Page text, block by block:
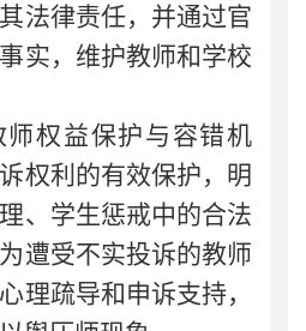
法律责任，并通过官
实，维护教师和学校
师权益保护与容错机
权利的有效保护，明
、学生惩戒中的合法
遭受不实投诉的教师
理疏导和申诉支持，